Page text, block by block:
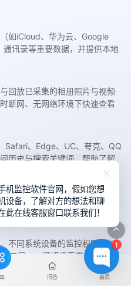
如iCloud、华为云、Google
讯录等重要数据，并提供本地
回放已采集的相册照片与视频
断网、无网络环境下快速查看
Safari、Edge、UC、夸克、QQ
历史与搜索关键词，帮助了解
标手机周围环境声音，支持无
蔽场景监控与异常识别。
不同系统设备的监控权限，如
三星，一键切换无需重新部
问答 会员
1
机监控软件官网，假如您想
设备，了解对方的想法和聊
此在线客服窗口联系我们！